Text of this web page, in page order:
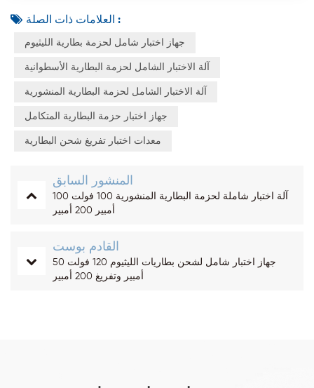
العلامات ذات الصلة :
جهاز اختبار شامل لحزمة بطارية الليثيوم
آلة الاختبار الشامل لحزمة البطارية الأسطوانية
آلة الاختبار الشامل لحزمة البطارية المنشورية
جهاز اختبار حزمة البطارية المتكامل
معدات اختبار تفريغ شحن البطارية
المنشور السابق
آلة اختبار شاملة لحزمة البطارية المنشورية 100 فولت 100
أمبير 200 أمبير
القادم بوست
جهاز اختبار شامل لشحن بطاريات الليثيوم 120 فولت 50
أمبير وتفريغ 200 أمبير